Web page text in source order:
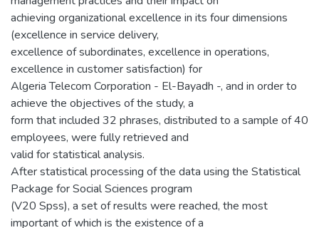
achieving organizational excellence in its four dimensions
(excellence in service delivery,
excellence of subordinates, excellence in operations,
excellence in customer satisfaction) for
Algeria Telecom Corporation - El-Bayadh -, and in order to
achieve the objectives of the study, a
form that included 32 phrases, distributed to a sample of 40
employees, were fully retrieved and
valid for statistical analysis.
After statistical processing of the data using the Statistical
Package for Social Sciences program
(V20 Spss), a set of results were reached, the most
important of which is the existence of a